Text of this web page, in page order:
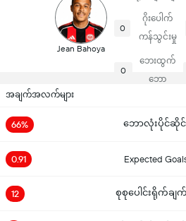
Jean Bahoya
0
ဂိုးပေါက်
ကန်သွင်းမှု
0
ဘေးထွက်
ဘော
အချက်အလက်များ
66% ဘောလုံးပိုင်ဆို
0.91 Expected
12 စုစုပေါင်းရိုက်ချက်